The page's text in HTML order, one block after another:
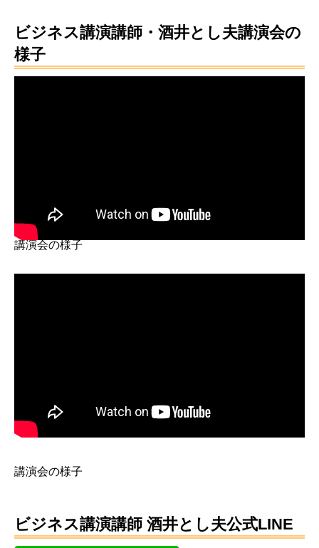
ビジネス講演講師・酒井とし夫講演会の
様子
講演会の様子
講演会の様子
ビジネス講演講師 酒井とし夫公式LINE